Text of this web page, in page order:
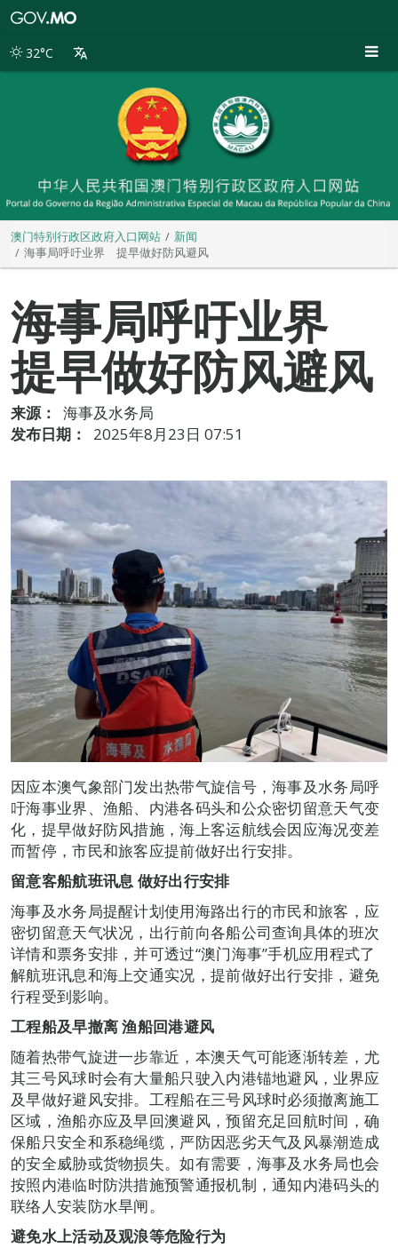
别
32°C
澳门特别行政区政府入口网站
新闻
海事局呼吁业界 提早做好防风避风
海事局呼吁业界
提早做好防风避风
来源：
海事及水务局
发布日期：
2025年8月23日 07:51
因应本澳气象部门发出热带气旋信号，海事及水务局呼
吁海事业界、渔船、内港各码头和公众密切留意天气变
化，提早做好防风措施，海上客运航线会因应海况变差
而暂停，市民和旅客应提前做好出行安排。
留意客船航班讯息 做好出行安排
海事及水务局提醒计划使用海路出行的市民和旅客，应
密切留意天气状况，出行前向各船公司查询具体的班次
详情和票务安排，并可透过“澳门海事”手机应用程式了
解航班讯息和海上交通实况，提前做好出行安排，避免
行程受到影响。
工程船及早撤离 渔船回港避风
随着热带气旋进一步靠近，本澳天气可能逐渐转差，尤
其三号风球时会有大量船只驶入内港锚地避风，业界应
及早做好避风安排。工程船在三号风球时必须撤离施工
区域，渔船亦应及早回澳避风，预留充足回航时间，确
保船只安全和系稳绳缆，严防因恶劣天气及风暴潮造成
的安全威胁或货物损失。如有需要，海事及水务局也会
按照内港临时防洪措施预警通报机制，通知内港码头的
联络人安装防水旱闸。
避免水上活动及观浪等危险行为